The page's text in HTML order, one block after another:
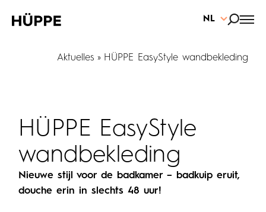
NL
Aktuelles HÜPPE EasyStyle wandbekleding
HÜPPE EasyStyle
wandbekleding
Nieuwe stijl voor de badkamer – badkuip eruit,
douche erin in slechts 48 uur!